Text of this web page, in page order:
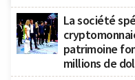
La société
patrimoine
millions de